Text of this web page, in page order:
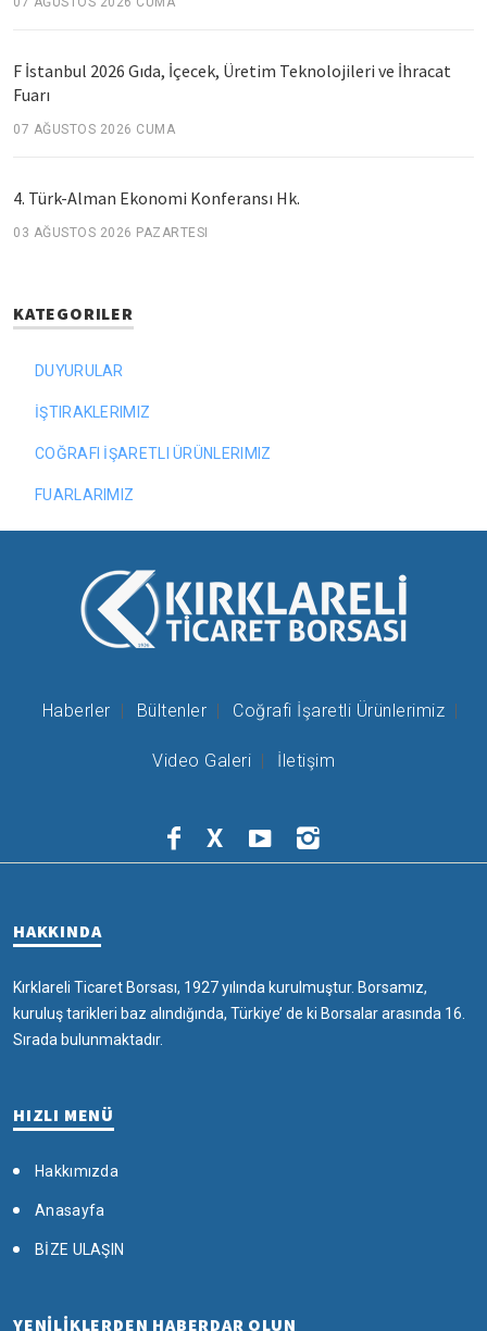
F İstanbul 2026 Gıda, İçecek, Üretim Teknolojileri ve İhracat
Fuarı
07 AĞUSTOS 2026 CUMA
4. Türk-Alman Ekonomi Konferansı Hk.
03 AĞUSTOS 2026 PAZARTESI
KATEGORILER
DUYURULAR
İŞTIRAKLERIMIZ
COĞRAFI İŞARETLI ÜRÜNLERIMIZ
FUARLARIMIZ
Haberler Bültenler Coğrafi İşaretli Ürünlerimiz
Video Galeri İletişim
X
HAKKINDA
Kırklareli Ticaret Borsası, 1927 yılında kurulmuştur. Borsamız,
kuruluş tarikleri baz alındığında, Türkiye’ de ki Borsalar arasında 16.
Sırada bulunmaktadır.
HIZLI MENÜ
Hakkımızda
Anasayfa
BİZE ULAŞIN
YENİLİKLERDEN HABERDAR OLUN